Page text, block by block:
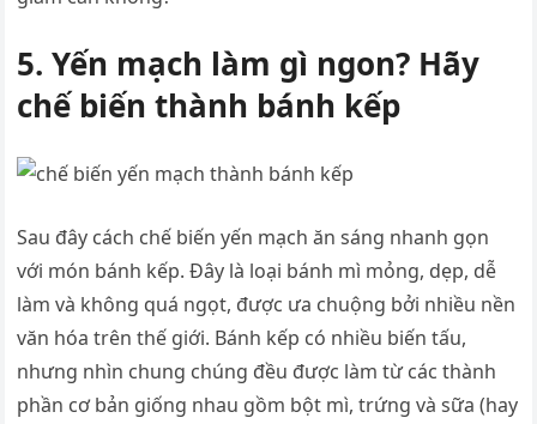
5. Yến mạch làm gì ngon? Hãy
chế biến thành bánh kếp
Sau đây cách chế biến yến mạch ăn sáng nhanh gọn
với món bánh kếp. Đây là loại bánh mì mỏng, dẹp, dễ
làm và không quá ngọt, được ưa chuộng bởi nhiều nền
văn hóa trên thế giới. Bánh kếp có nhiều biến tấu,
nhưng nhìn chung chúng đều được làm từ các thành
phần cơ bản giống nhau gồm bột mì, trứng và sữa (hay